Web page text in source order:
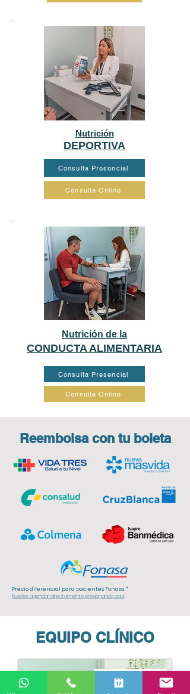
Nutrición
DEPORTIVA
Consulta Presencial
Consulta Online
Nutrición de la
CONDUCTA ALIMENTARIA
Consulta Presencial
Consulta Online
Reembolsa con tu boleta
Precio diferencial para pacientes Fonasa.*
Puedes agendar directamente presionando aquí
EQUIPO CLÍNICO
Agenda tu hora